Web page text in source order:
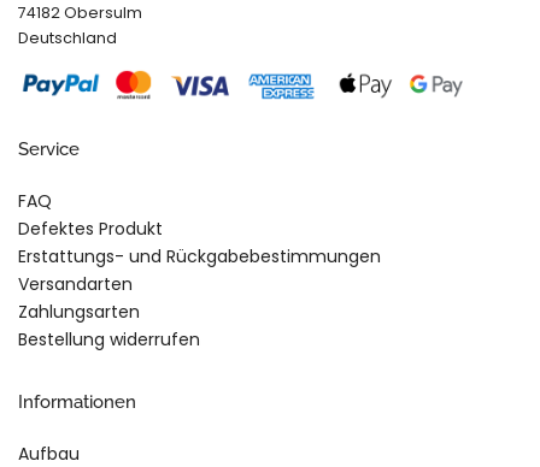
74182 Obersulm
Deutschland
Service
FAQ
Defektes Produkt
Erstattungs- und Rückgabebestimmungen
Versandarten
Zahlungsarten
Bestellung widerrufen
Informationen
Aufbau